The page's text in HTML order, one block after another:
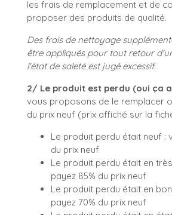
les frais de remplacement et de
proposer des produits de qualité.
Des frais de nettoyage
être appliqués pour tout retour
l'état de saleté est jugé excessif.
2/ Le produit est perdu (oui ça
vous proposons de le remplacer
du prix neuf (prix affiché sur la
Le produit perdu était neuf :
du prix neuf
Le produit perdu était en
payez 85% du prix neuf
Le produit perdu était en
payez 70% du prix neuf